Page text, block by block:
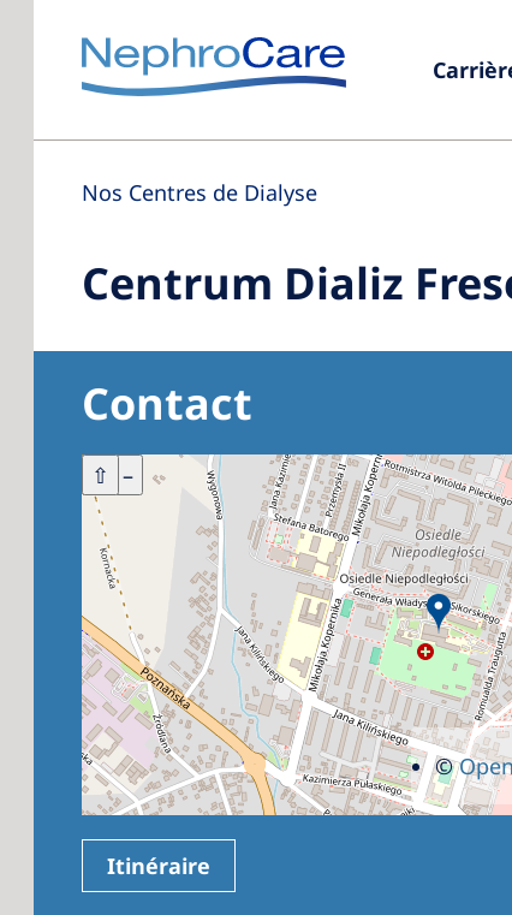
Nos Centres de Dialyse
Centrum Dializ
Contact
+ –
⇧
©
Itinéraire